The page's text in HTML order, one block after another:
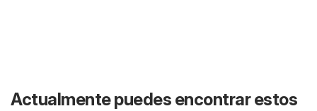
Actualmente puedes encontrar estos